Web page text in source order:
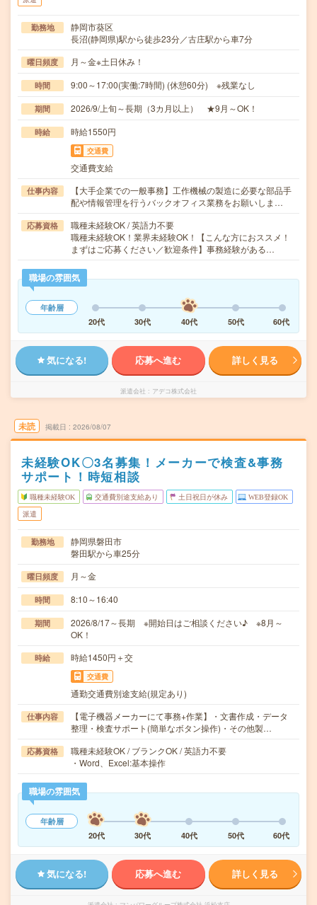
勤務地
静岡市葵区
長沼(静岡県)駅から徒歩23分／古庄駅から車7分
曜日頻度 月～金※土日休み！
時間 9:00～17:00(実働:7時間) (休憩60分) ※残業なし
期間 2026/9/上旬～長期（3カ月以上） ★9月～OK！
時給 時給1550円
交通費
交通費支給
仕事内容
【大手企業での一般事務】工作機械の製造に必要な部品手
配や情報管理を行うバックオフィス業務をお願いしま…
応募資格
職種未経験OK / 英語力不要
職種未経験OK！業界未経験OK！【こんな方におススメ！
まずはご応募ください／歓迎条件】事務経験がある…
職場の雰囲気
年齢層
20代
30代 40代 50代 60代
気になる! 応募へ進む 詳しく見る
派遣会社 アデコ株式会社
未読 掲載日 2026/08/07
未経験OK〇3名募集！メーカーで検査&事務
サポート！時短相談
職種未経験OK 交通費別途支給あり 土日祝日が休み WEB登録OK
派遣
勤務地
静岡県磐田市
磐田駅から車25分
曜日頻度 月～金
時間 8:10～16:40
期間
2026/8/17～長期 ※開始日はご相談ください♪ ※8月～
OK！
時給 時給1450円＋交
交通費
通勤交通費別途支給(規定あり)
仕事内容
【電子機器メーカーにて事務+作業】・文書作成・データ
整理・検査サポート(簡単なボタン操作)・その他製…
応募資格
職種未経験OK / ブランクOK / 英語力不要
・Word、Excel:基本操作
職場の雰囲気
年齢層
20代
30代 40代 50代 60代
気になる! 応募へ進む 詳しく見る